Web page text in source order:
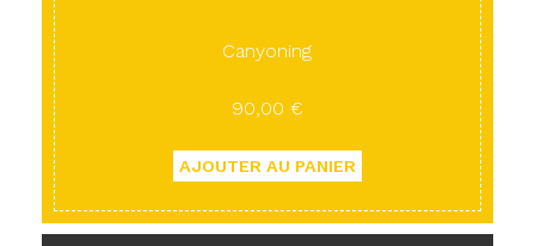
Canyoning
90,00 €